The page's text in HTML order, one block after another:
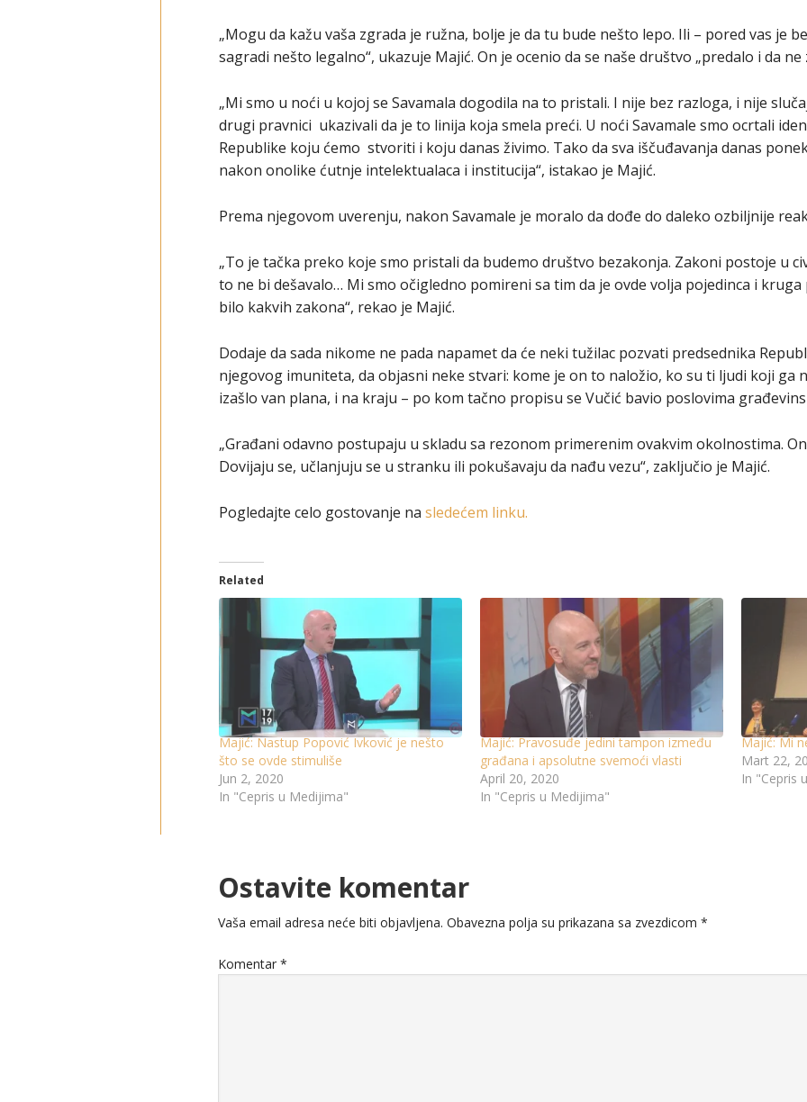
„Mogu da kažu vaša zgrada je ružna, bolje je da tu bude nešto lepo. Ili – pored vas je
sagradi nešto legalno“, ukazuje Majić. On je ocenio da se naše društvo „predalo i da ne
„Mi smo u noći u kojoj se Savamala dogodila na to pristali. I nije bez razloga, i nije
drugi pravnici ukazivali da je to linija koja smela preći. U noći Savamale smo ocrtali
Republike koju ćemo stvoriti i koju danas živimo. Tako da sva iščuđavanja danas
nakon onolike ćutnje intelektualaca i institucija“, istakao je Majić.
Prema njegovom uverenju, nakon Savamale je moralo da dođe do daleko ozbiljnije
„To je tačka preko koje smo pristali da budemo društvo bezakonja. Zakoni postoje u
to ne bi dešavalo… Mi smo očigledno pomireni sa tim da je ovde volja pojedinca i
bilo kakvih zakona“, rekao je Majić.
Dodaje da sada nikome ne pada napamet da će neki tužilac pozvati predsednika
njegovog imuniteta, da objasni neke stvari: kome je on to naložio, ko su ti ljudi koji ga
izašlo van plana, i na kraju – po kom tačno propisu se Vučić bavio poslovima
„Građani odavno postupaju u skladu sa rezonom primerenim ovakvim okolnostima.
Dovijaju se, učlanjuju se u stranku ili pokušavaju da nađu vezu“, zaključio je Majić.
Pogledajte celo gostovanje na sledećem linku.
Related
Majić: Nastup Popović Ivković je nešto
što se ovde stimuliše
Jun 2, 2020
In "Cepris u Medijima"
Majić: Pravosuđe jedini tampon između
građana i apsolutne svemoći vlasti
April 20, 2020
In "Cepris u Medijima"
Majić: Mi
Mart 22,
In "Cepris
Ostavite komentar
Vaša email adresa neće biti objavljena. Obavezna polja su prikazana sa zvezdicom *
Komentar *